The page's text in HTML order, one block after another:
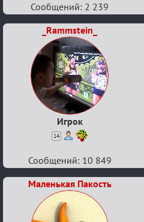
Сообщений: 2 239
_Rammstein_
Игрок
14
Сообщений: 10 849
Маленькая Пакость